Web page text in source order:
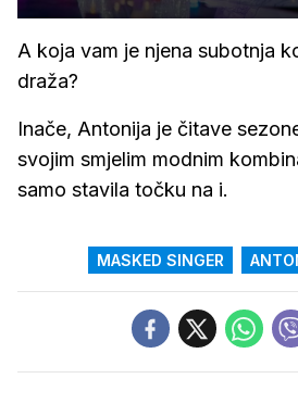
A koja vam je njena subotnja
draža?
Inače, Antonija je čitave
svojim smjelim modnim
samo stavila točku na i.
MASKED SINGER